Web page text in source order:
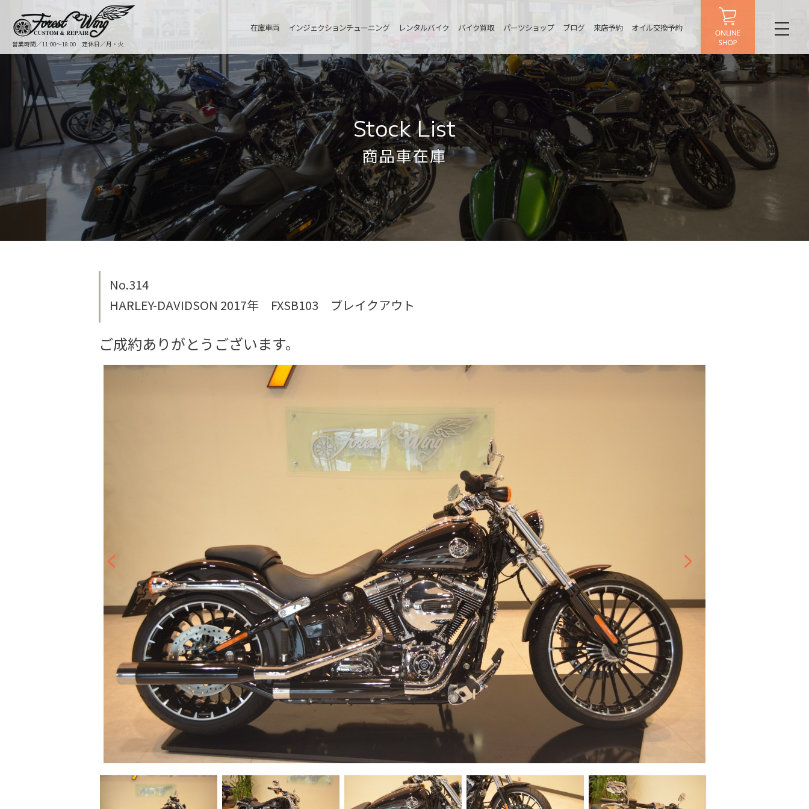
営業時間／11:00〜18:00 定休日／月・火
在庫車両 インジェクションチューニング レンタルバイク バイク買取 パーツショップ ブログ 来店予約 オイル交換予約
Stock List
商品車在庫
No.314
HARLEY-DAVIDSON 2017年 FXSB103 ブレイクアウト
ご成約ありがとうございます。